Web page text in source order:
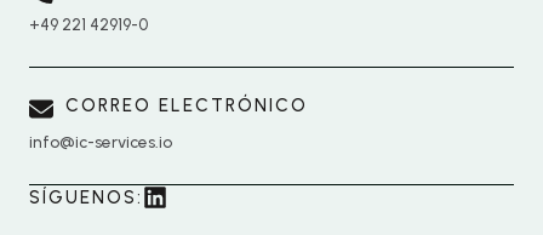
+49 221 42919-0
CORREO ELECTRÓNICO
info@ic-services.io
SÍGUENOS: